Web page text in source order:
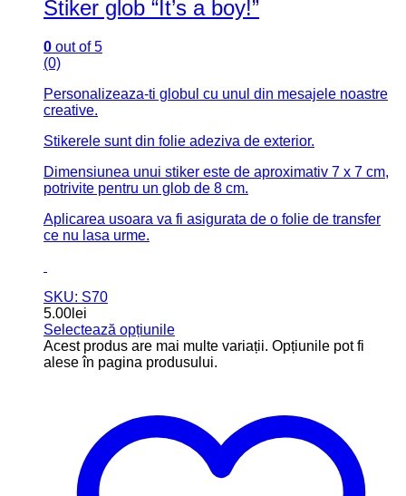
Stiker glob “It’s a boy!”
0 out of 5
(0)
Personalizeaza-ti globul cu unul din mesajele noastre
creative.
Stikerele sunt din folie adeziva de exterior.
Dimensiunea unui stiker este de aproximativ 7 x 7 cm,
potrivite pentru un glob de 8 cm.
Aplicarea usoara va fi asigurata de o folie de transfer
ce nu lasa urme.
SKU: S70
5.00 lei
Selectează opțiunile
Acest produs are mai multe variații. Opțiunile pot fi
alese în pagina produsului.